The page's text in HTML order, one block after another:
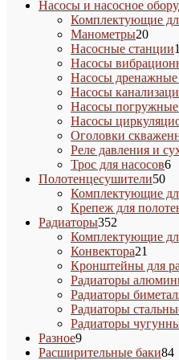
Насосы и насосное
Комплектующие
Манометры2020
Насосные станции
Насосы
Насосы
Насосы
Насосы
Насосы
Оголовки
Реле давления и
Трос для насосов66
Полотенцесушители5050
Комплектующие
Крепеж для
Радиаторы352
товара
Комплектующие
Конвектора21
товар
Кронштейны для
Радиаторы
Радиаторы
Радиаторы
Радиаторы
Разное99
товаров
Расширительные баки8484